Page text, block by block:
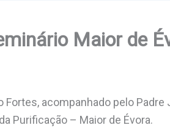
Maior de
Fortes, acompanhado pelo
Purificação – Maior de Évora.